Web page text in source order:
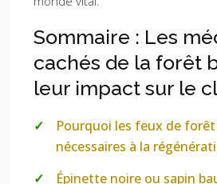
Sommaire : Les
cachés de la forêt
leur impact sur le
Pourquoi les feux de
nécessaires à la
Épinette noire ou sapin